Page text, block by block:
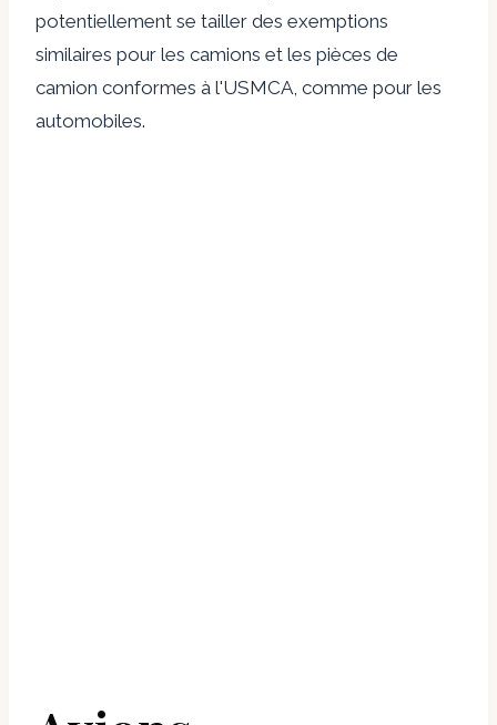
potentiellement se tailler des exemptions
similaires pour les camions et les pièces de
camion conformes à l'USMCA, comme pour les
automobiles.